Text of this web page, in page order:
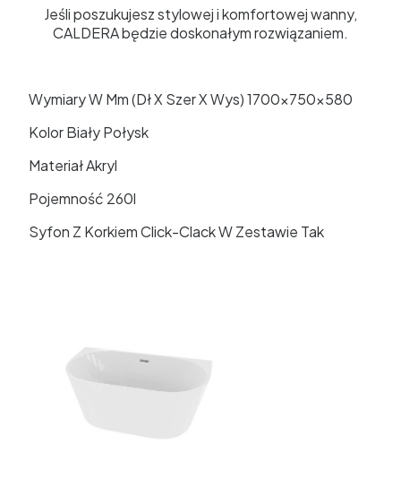
Jeśli poszukujesz stylowej i komfortowej wanny,
CALDERA będzie doskonałym rozwiązaniem.
Wymiary W Mm (Dł X Szer X Wys) 1700x750x580
Kolor Biały Połysk
Materiał Akryl
Pojemność 260l
Syfon Z Korkiem Click-Clack W Zestawie Tak